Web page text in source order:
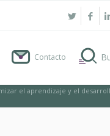
Contacto
el aprendizaje y el